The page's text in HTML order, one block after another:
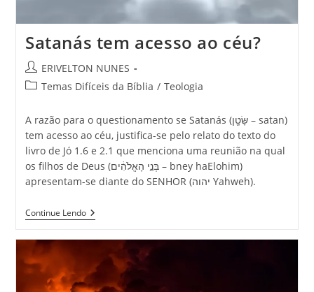
Satanás tem acesso ao céu?
ERIVELTON NUNES
Temas Difíceis da Bíblia / Teologia
A razão para o questionamento se Satanás (שָּׂטָ֖ן – satan)
tem acesso ao céu, justifica-se pelo relato do texto do
livro de Jó 1.6 e 2.1 que menciona uma reunião na qual
os filhos de Deus (בְּנֵ֣י הָאֱלֹהִ֔ים – bney haElohim)
apresentam-se diante do SENHOR (יהוה Yahweh).
Continue Lendo